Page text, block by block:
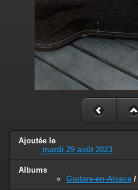
Ajoutée le
mardi 29 août 2023
Albums
Guitare-en-Alsace /